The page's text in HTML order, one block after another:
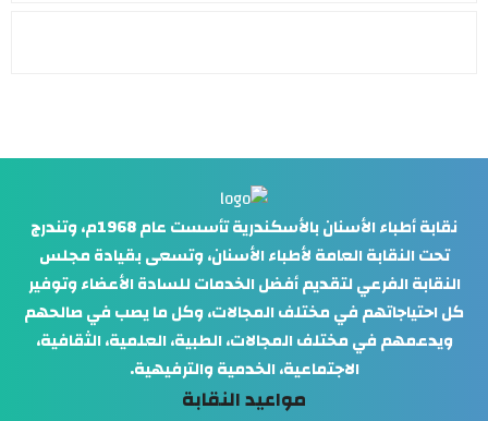
نقابة أطباء الأسنان بالأسكندرية تأسست عام 1968م، وتندرج
تحت النقابة العامة لأطباء الأسنان، وتسعى بقيادة مجلس
النقابة الفرعي لتقديم أفضل الخدمات للسادة الأعضاء وتوفير
كل احتياجاتهم في مختلف المجالات، وكل ما يصب في صالحهم
ويدعمهم في مختلف المجالات، الطبية، العلمية، الثقافية،
الاجتماعية، الخدمية والترفيهية.
مواعيد النقابة